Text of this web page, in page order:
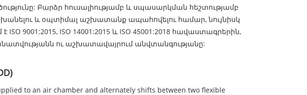
Բարձր հուսալիությամբ և սպասարկման հեշտությամբ
և օպտիմալ աշխատանք ապահովելու համար, նույնիսկ
ISO 14001:2015 և ISO 45001:2018 հավաստագրերին,
ու աշխատավայրում անվտանգությանը:
to an air chamber and alternately shifts between two flexible